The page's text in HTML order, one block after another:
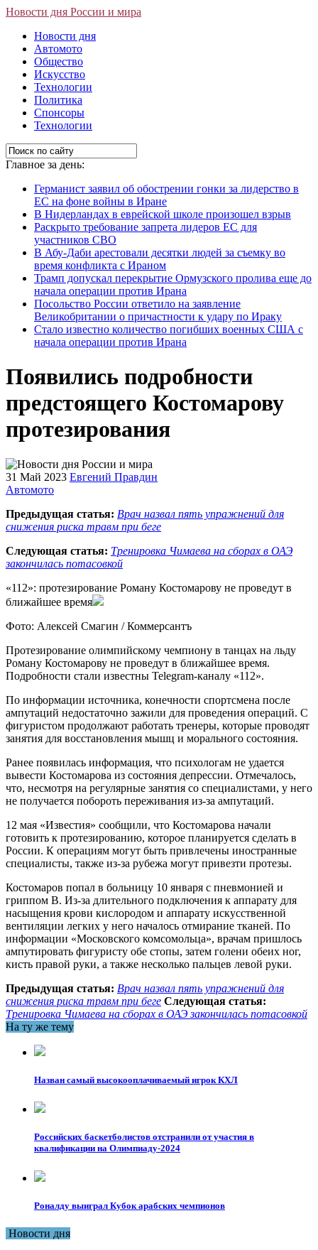
Новости дня России и мира
Новости дня
Автомото
Общество
Искусство
Технологии
Политика
Спонсоры
Технологии
Главное за день:
Германист заявил об обострении гонки за лидерство в
ЕС на фоне войны в Иране
В Нидерландах в еврейской школе произошел взрыв
Раскрыто требование запрета лидеров ЕС для
участников СВО
В Абу-Даби арестовали десятки людей за съемку во
время конфликта с Ираном
Трамп допускал перекрытие Ормузского пролива еще до
начала операции против Ирана
Посольство России ответило на заявление
Великобритании о причастности к удару по Ираку
Стало известно количество погибших военных США с
начала операции против Ирана
Появились подробности
предстоящего Костомарову
протезирования
31 Май 2023 Евгений Правдин
Автомото
Предыдущая статья: Врач назвал пять упражнений для
снижения риска травм при беге
Следующая статья: Тренировка Чимаева на сборах в ОАЭ
закончилась потасовкой
«112»: протезирование Роману Костомарову не проведут в
ближайшее время
Фото: Алексей Смагин / Коммерсантъ
Протезирование олимпийскому чемпиону в танцах на льду
Роману Костомарову не проведут в ближайшее время.
Подробности стали известны Telegram-каналу «112».
По информации источника, конечности спортсмена после
ампутаций недостаточно зажили для проведения операций. С
фигуристом продолжают работать тренеры, которые проводят
занятия для восстановления мышц и морального состояния.
Ранее появилась информация, что психологам не удается
вывести Костомарова из состояния депрессии. Отмечалось,
что, несмотря на регулярные занятия со специалистами, у него
не получается побороть переживания из-за ампутаций.
12 мая «Известия» сообщили, что Костомарова начали
готовить к протезированию, которое планируется сделать в
России. К операциям могут быть привлечены иностранные
специалисты, также из-за рубежа могут привезти протезы.
Костомаров попал в больницу 10 января с пневмонией и
гриппом B. Из-за длительного подключения к аппарату для
насыщения крови кислородом и аппарату искусственной
вентиляции легких у него началось отмирание тканей. По
информации «Московского комсомольца», врачам пришлось
ампутировать фигуристу обе стопы, затем голени обеих ног,
кисть правой руки, а также несколько пальцев левой руки.
Предыдущая статья: Врач назвал пять упражнений для
снижения риска травм при беге Следующая статья:
Тренировка Чимаева на сборах в ОАЭ закончилась потасовкой
На ту же тему
Назван самый высокооплачиваемый игрок КХЛ
Российских баскетболистов отстранили от участия в
квалификации на Олимпиаду-2024
Роналду выиграл Кубок арабских чемпионов
Новости дня